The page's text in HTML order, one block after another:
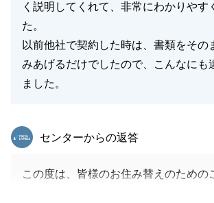
く説明してくれて、非常にわかりやす
た。
以前他社で契約した時は、書類をその
みあげるだけでしたので、こんなにも
ました。
東急リバブル
センターからの返答
この度は、皆様のお住み替えのための